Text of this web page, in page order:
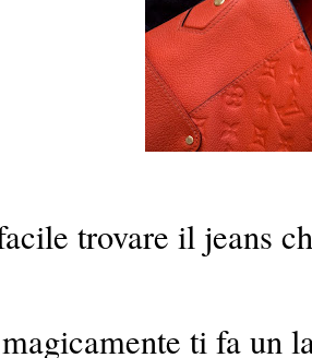
trovare il jeans
ti fa un